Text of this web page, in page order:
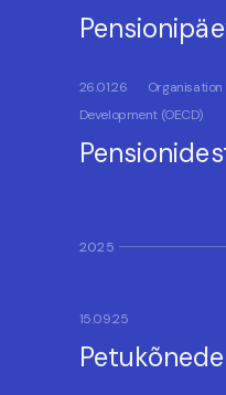
26.01.26
Development (OECD)
2025
15.09.25